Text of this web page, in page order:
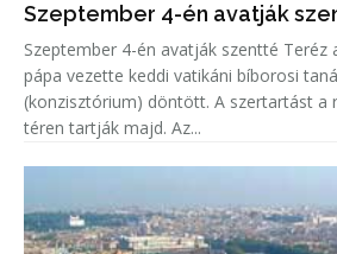
Szeptember 4-én avatják
Szeptember 4-én avatják szentté Teréz
pápa vezette keddi vatikáni bíborosi
(konzisztórium) döntött. A szertartást a római Szent Péter
téren tartják majd. Az...